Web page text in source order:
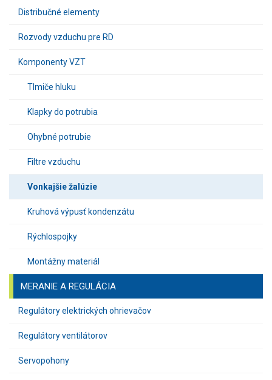
Distribučné elementy
Rozvody vzduchu pre RD
Komponenty VZT
Tlmiče hluku
Klapky do potrubia
Ohybné potrubie
Filtre vzduchu
Vonkajšie žalúzie
Kruhová výpusť kondenzátu
Rýchlospojky
Montážny materiál
MERANIE A REGULÁCIA
Regulátory elektrických ohrievačov
Regulátory ventilátorov
Servopohony